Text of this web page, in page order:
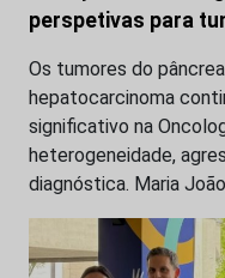
perspetivas para
Os tumores do
hepatocarcinoma
significativo na
heterogeneidade,
diagnóstica. Maria